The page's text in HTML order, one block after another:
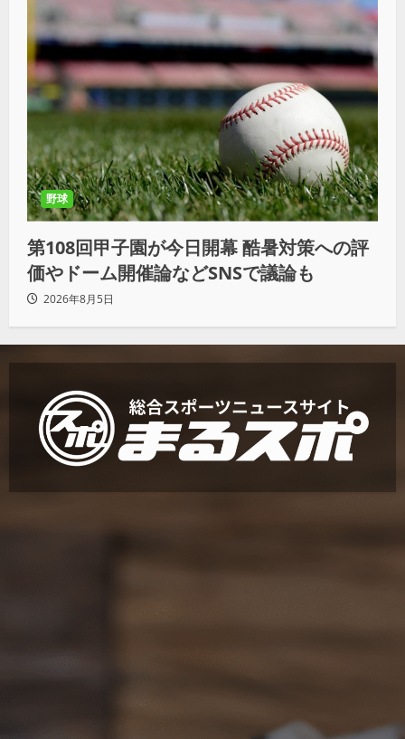
野球
第108回甲子園が今日開幕 酷暑対策への評
価やドーム開催論などSNSで議論も
2026年8月5日